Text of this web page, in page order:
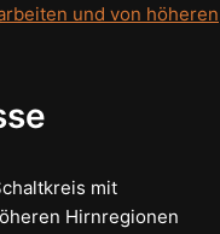
und von höheren
mit
Hirnregionen